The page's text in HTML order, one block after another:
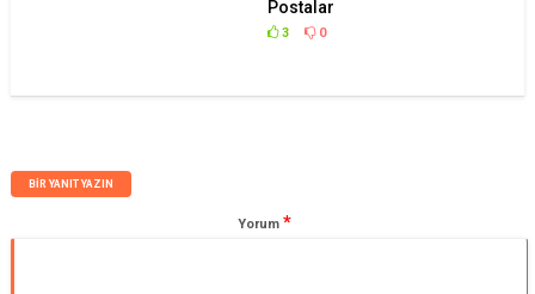
Postalar
3 0
BIR YANIT YAZIN
Yorum *